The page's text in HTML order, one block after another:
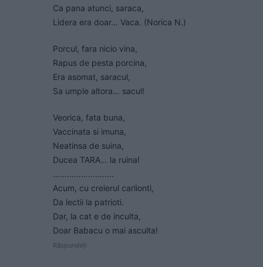
Ca pana atunci, saraca,
Lidera era doar… Vaca. (Norica N.)
Porcul, fara nicio vina,
Rapus de pesta porcina,
Era asomat, saracul,
Sa umple altora… sacul!
Veorica, fata buna,
Vaccinata si imuna,
Neatinsa de suina,
Ducea TARA… la ruina!
……………………..
Acum, cu creierul carlionti,
Da lectii la patrioti.
Dar, la cat e de inculta,
Doar Babacu o mai asculta!
Răspundeți